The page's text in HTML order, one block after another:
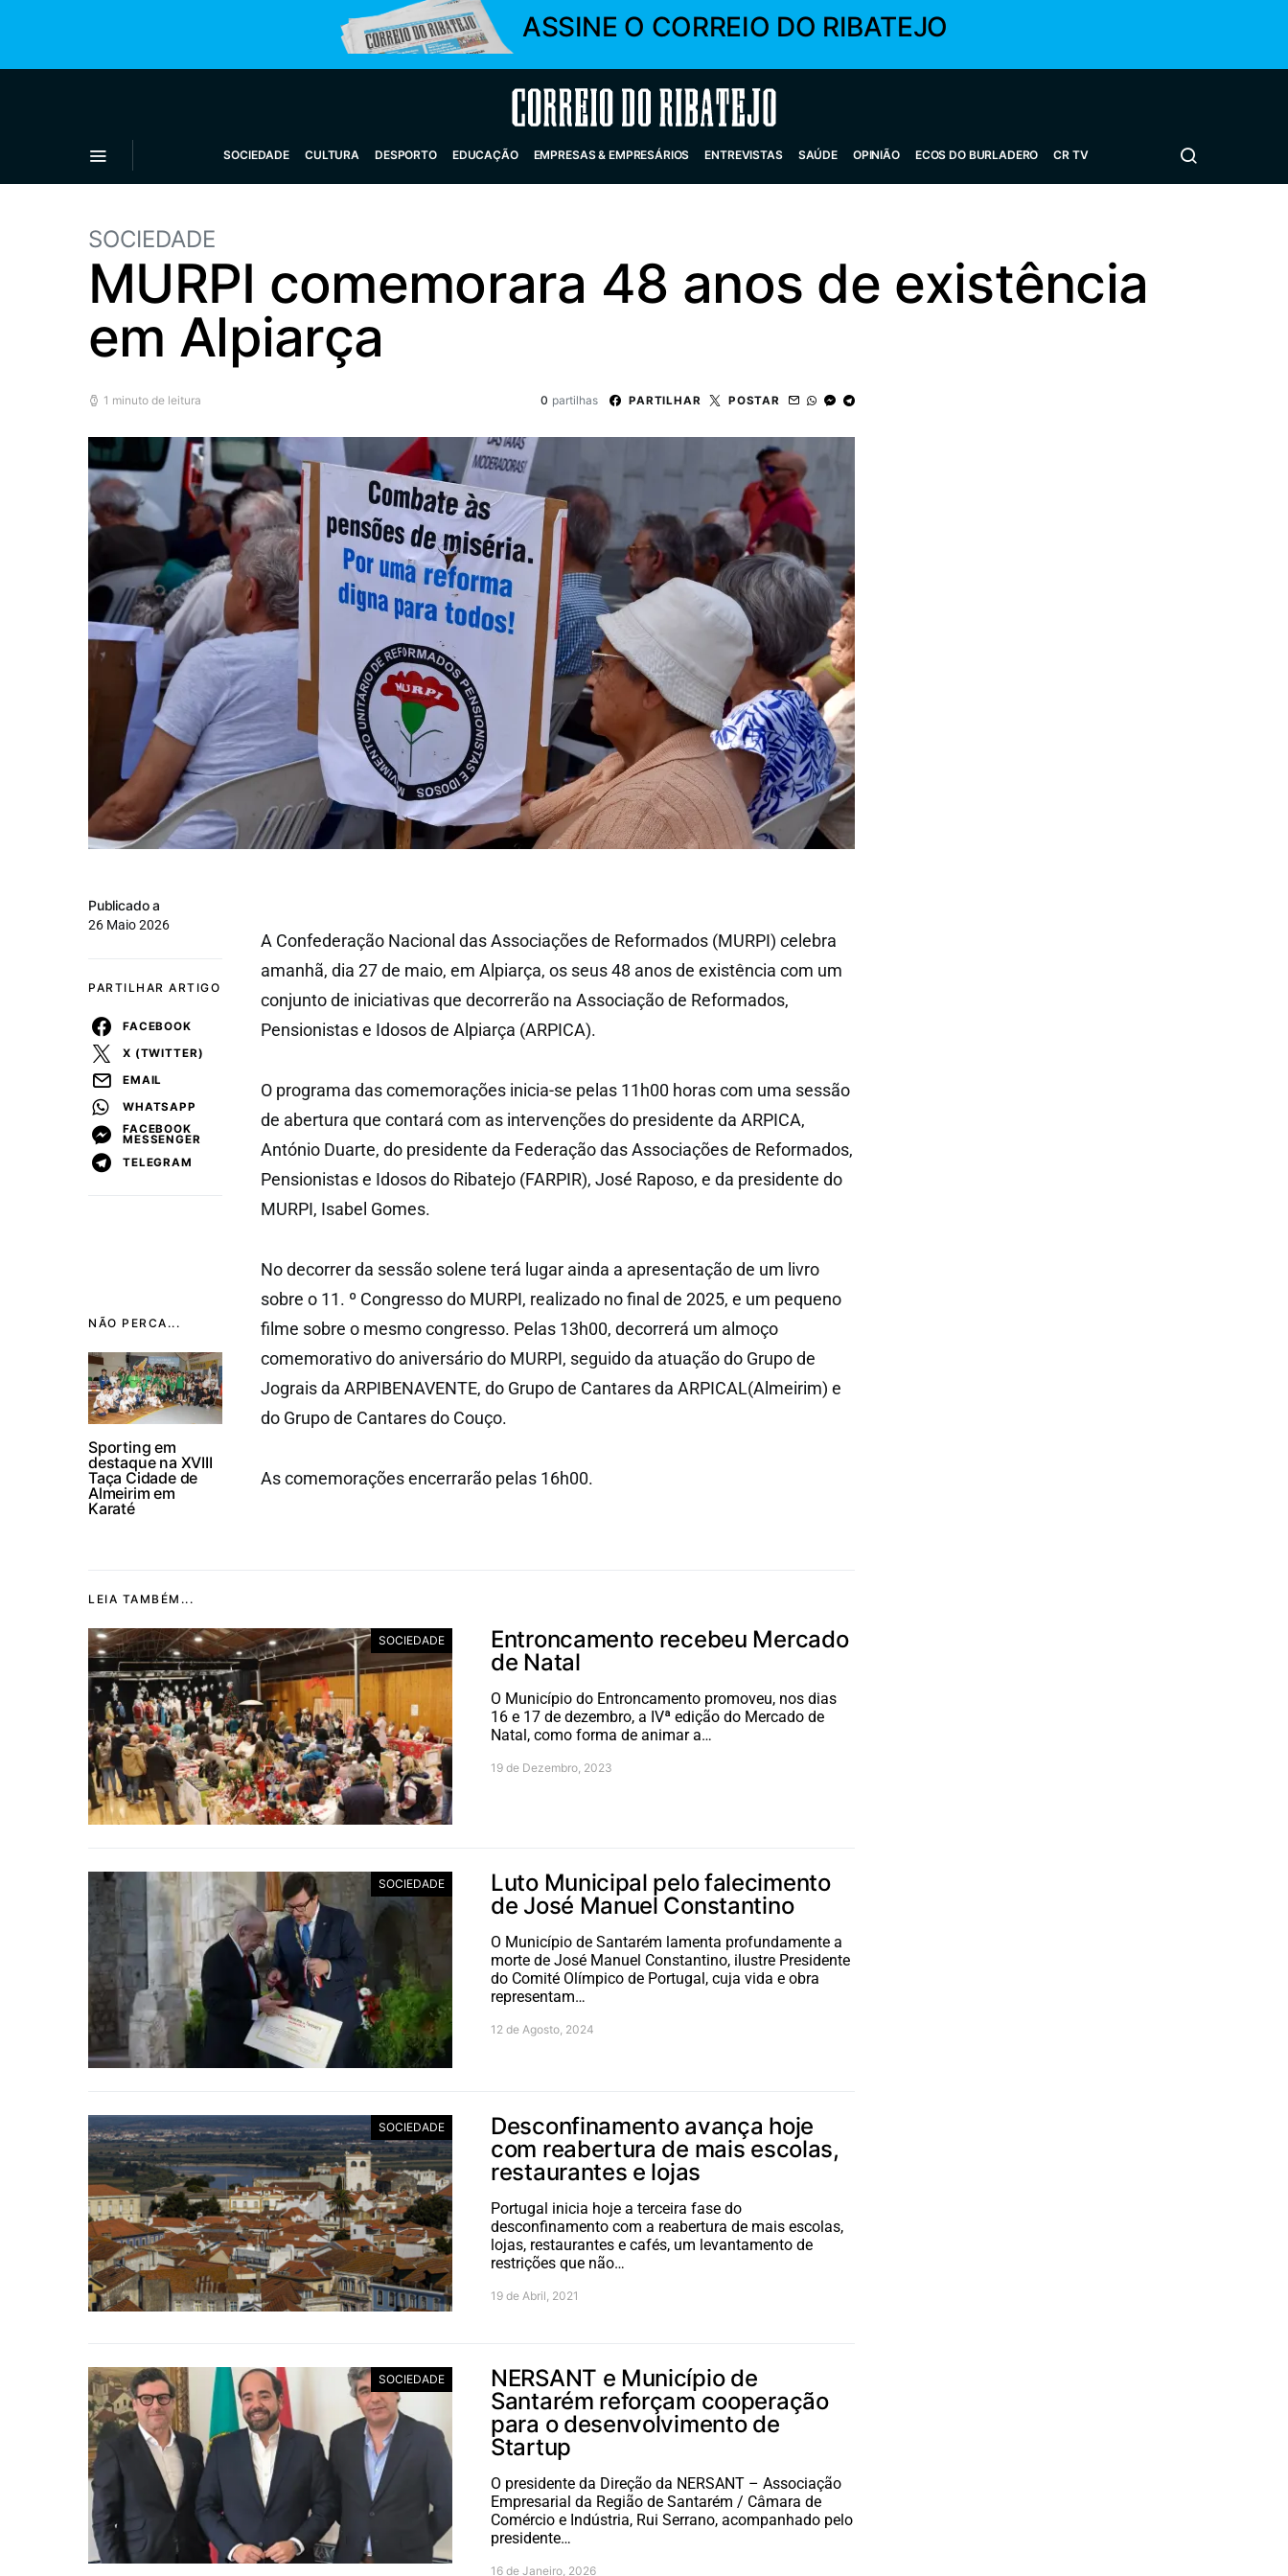
ASSINE O CORREIO DO RIBATEJO
Correio do Ribatejo
SOCIEDADE CULTURA DESPORTO EDUCAÇÃO EMPRESAS & EMPRESÁRIOS ENTREVISTAS SAÚDE OPINIÃO ECOS DO BURLADERO CR TV
SOCIEDADE
MURPI comemorara 48 anos de existência
em Alpiarça
1 minuto de leitura 0 partilhas PARTILHAR POSTAR
NÃO PERCA...
Sporting em
destaque na XVIII
Taça Cidade de
Almeirim em
Karaté
Publicado a
26 Maio 2026
PARTILHAR ARTIGO
FACEBOOK
X (TWITTER)
EMAIL
WHATSAPP
FACEBOOK
MESSENGER
TELEGRAM
A Confederação Nacional das Associações de Reformados (MURPI) celebra
amanhã, dia 27 de maio, em Alpiarça, os seus 48 anos de existência com um
conjunto de iniciativas que decorrerão na Associação de Reformados,
Pensionistas e Idosos de Alpiarça (ARPICA).
O programa das comemorações inicia-se pelas 11h00 horas com uma sessão
de abertura que contará com as intervenções do presidente da ARPICA,
António Duarte, do presidente da Federação das Associações de Reformados,
Pensionistas e Idosos do Ribatejo (FARPIR), José Raposo, e da presidente do
MURPI, Isabel Gomes.
No decorrer da sessão solene terá lugar ainda a apresentação de um livro
sobre o 11. º Congresso do MURPI, realizado no final de 2025, e um pequeno
filme sobre o mesmo congresso. Pelas 13h00, decorrerá um almoço
comemorativo do aniversário do MURPI, seguido da atuação do Grupo de
Jograis da ARPIBENAVENTE, do Grupo de Cantares da ARPICAL(Almeirim) e
do Grupo de Cantares do Couço.
As comemorações encerrarão pelas 16h00.
LEIA TAMBÉM...
SOCIEDADE
Entroncamento recebeu Mercado
de Natal
O Município do Entroncamento promoveu, nos dias
16 e 17 de dezembro, a IVª edição do Mercado de
Natal, como forma de animar a…
19 de Dezembro, 2023
SOCIEDADE
Luto Municipal pelo falecimento
de José Manuel Constantino
O Município de Santarém lamenta profundamente a
morte de José Manuel Constantino, ilustre Presidente
do Comité Olímpico de Portugal, cuja vida e obra
representam…
12 de Agosto, 2024
SOCIEDADE
Desconfinamento avança hoje
com reabertura de mais escolas,
restaurantes e lojas
Portugal inicia hoje a terceira fase do
desconfinamento com a reabertura de mais escolas,
lojas, restaurantes e cafés, um levantamento de
restrições que não…
19 de Abril, 2021
SOCIEDADE
NERSANT e Município de
Santarém reforçam cooperação
para o desenvolvimento de
Startup
O presidente da Direção da NERSANT – Associação
Empresarial da Região de Santarém / Câmara de
Comércio e Indústria, Rui Serrano, acompanhado pelo
presidente…
16 de Janeiro, 2026